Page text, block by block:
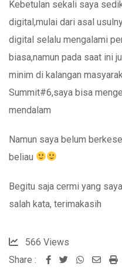
Kebetulan sekali saya
digital,mulai dari asal
digital selalu mengalami
biasa,namun pada saat ini
minim di kalangan
Summit#6,saya bisa
mendalam
Namun saya belum
beliau
Begitu saja cermi yang
salah kata, terimakasih
566 Views
Share :
Whatsapp
Share